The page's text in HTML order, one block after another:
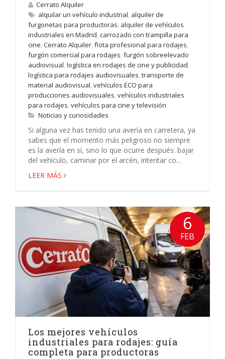
Cerrato Alquiler
alquilar un vehículo industrial, alquiler de
furgonetas para productoras, alquiler de vehículos
industriales en Madrid, carrozado con trampilla para
cine, Cerrato Alquiler, flota profesional para rodajes,
furgón comercial para rodajes, furgón sobreelevado
audiovisual, logística en rodajes de cine y publicidad,
logística para rodajes audiovisuales, transporte de
material audiovisual, vehículos ECO para
producciones audiovisuales, vehículos industriales
para rodajes, vehículos para cine y televisión
Noticias y curiosidades
Si alguna vez has tenido una avería en carretera, ya
sabes que el momento más peligroso no siempre
es la avería en sí, sino lo que ocurre después: bajar
del vehículo, caminar por el arcén, intentar co...
LEER MÁS
6
FEB
Los mejores vehículos
industriales para rodajes: guía
completa para productoras